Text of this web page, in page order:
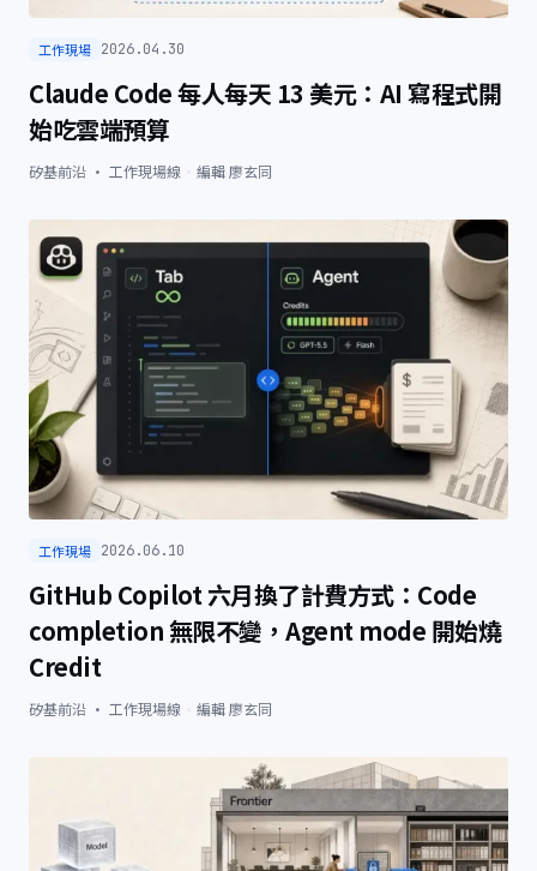
工作現場 2026.04.30
Claude Code 每人每天 13 美元：AI 寫程式開
始吃雲端預算
矽基前沿 · 工作現場線 編輯廖玄同
工作現場 2026.06.10
GitHub Copilot 六月換了計費方式：Code
completion 無限不變，Agent mode 開始燒
Credit
矽基前沿 · 工作現場線 編輯廖玄同